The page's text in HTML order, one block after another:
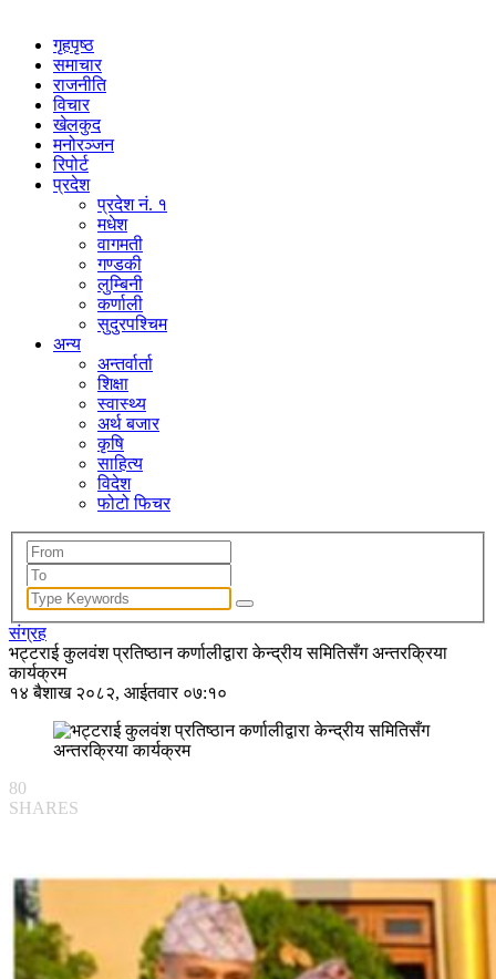
गृहपृष्ठ
समाचार
राजनीति
विचार
खेलकुद
मनोरञ्जन
रिपोर्ट
प्रदेश
प्रदेश नं. १
मधेश
वागमती
गण्डकी
लुम्बिनी
कर्णाली
सुदुरपश्चिम
अन्य
अन्तर्वार्ता
शिक्षा
स्वास्थ्य
अर्थ बजार
कृषि
साहित्य
विदेश
फोटो फिचर
संग्रह
भट्टराई कुलवंश प्रतिष्ठान कर्णालीद्वारा केन्द्रीय समितिसँग अन्तरक्रिया
कार्यक्रम
१४ बैशाख २०८२, आईतवार ०७:१०
80
SHARES